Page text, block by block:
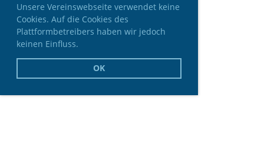
Unsere Vereinswebseite verwendet keine
Cookies. Auf die Cookies des
Plattformbetreibers haben wir jedoch
keinen Einfluss.
OK